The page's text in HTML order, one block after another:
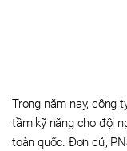
Trong năm nay, công
tầm kỹ năng cho đội
toàn quốc. Đơn cử,